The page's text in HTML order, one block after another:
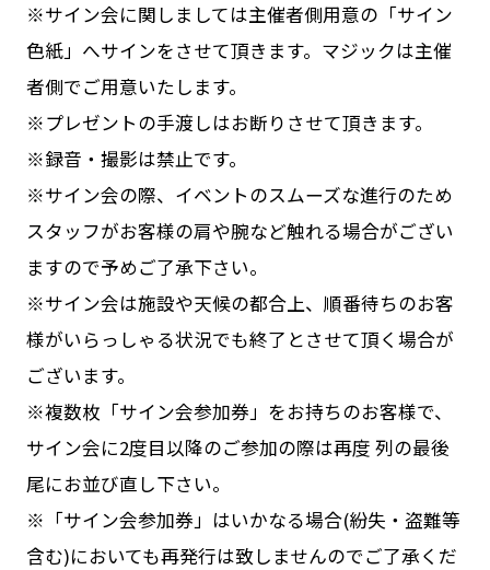
※サイン会に関しましては主催者側用意の「サイン
色紙」へサインをさせて頂きます。マジックは主催
者側でご用意いたします。
※プレゼントの手渡しはお断りさせて頂きます。
※録音・撮影は禁止です。
※サイン会の際、イベントのスムーズな進行のため
スタッフがお客様の肩や腕など触れる場合がござい
ますので予めご了承下さい。
※サイン会は施設や天候の都合上、順番待ちのお客
様がいらっしゃる状況でも終了とさせて頂く場合が
ございます。
※複数枚「サイン会参加券」をお持ちのお客様で、
サイン会に2度目以降のご参加の際は再度 列の最後
尾にお並び直し下さい。
※「サイン会参加券」はいかなる場合(紛失・盗難等
含む)においても再発行は致しませんのでご了承くだ